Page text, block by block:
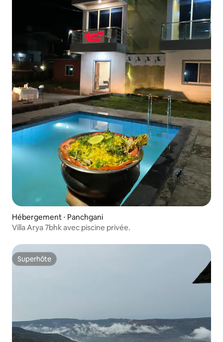
Hébergement ⋅ Panchgani
Villa Arya 7bhk avec piscine privée.
Superhôte
Superhôte